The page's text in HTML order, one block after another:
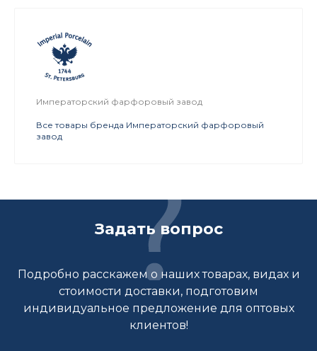
Императорский фарфоровый завод
Все товары бренда Императорский фарфоровый
завод
Задать вопрос
Подробно расскажем о наших товарах, видах и
стоимости доставки, подготовим
индивидуальное предложение для оптовых
клиентов!